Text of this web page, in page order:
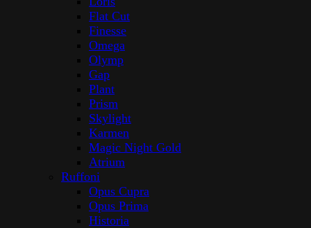
Flat Cut
Finesse
Omega
Olymp
Gap
Plant
Prism
Skylight
Karmen
Magic Night Gold
Atrium
Ruffoni
Opus Cupra
Opus Prima
Historia